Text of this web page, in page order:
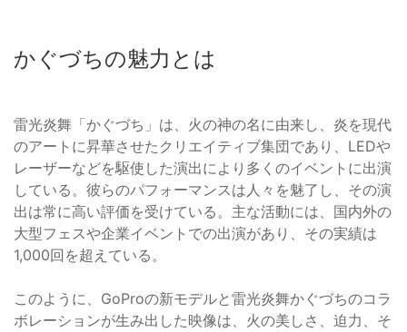
かぐづちの魅力とは
雷光炎舞「かぐづち」は、火の神の名に由来し、炎を現代
のアートに昇華させたクリエイティブ集団であり、LEDや
レーザーなどを駆使した演出により多くのイベントに出演
している。彼らのパフォーマンスは人々を魅了し、その演
出は常に高い評価を受けている。主な活動には、国内外の
大型フェスや企業イベントでの出演があり、その実績は
1,000回を超えている。
このように、GoProの新モデルと雷光炎舞かぐづちのコラ
ボレーションが生み出した映像は、火の美しさ、迫力、そ